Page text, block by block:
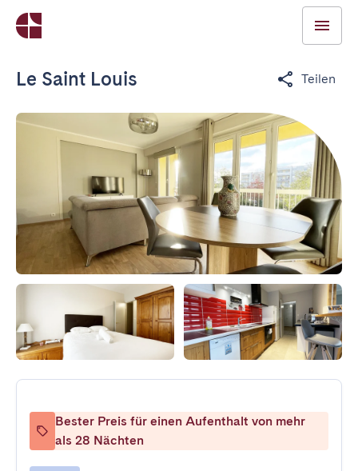
Le Saint Louis Teilen
Bester Preis für einen Aufenthalt von mehr
als 28 Nächten